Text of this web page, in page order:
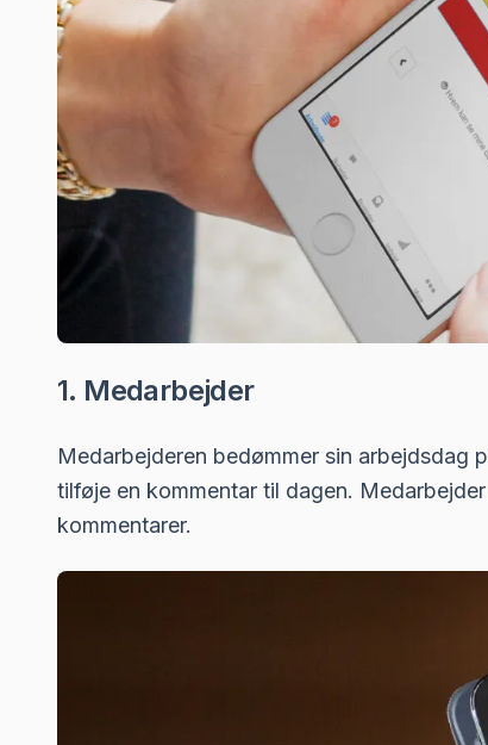
1. Medarbejder
Medarbejderen bedømmer sin arbejdsdag
tilføje en kommentar til dagen.
kommentarer.